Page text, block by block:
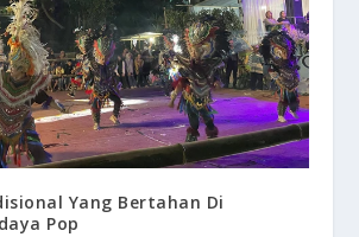
Yang Bertahan Di
Pop